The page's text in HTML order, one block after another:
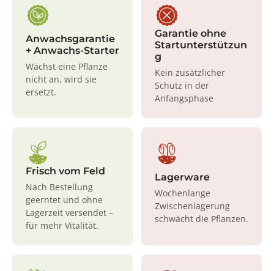
Anwachsgarantie
+ Anwachs-Starter
Wächst eine Pflanze
nicht an, wird sie
ersetzt.
Garantie ohne
Startunterstützun
g
Kein zusätzlicher
Schutz in der
Anfangsphase
Frisch vom Feld
Nach Bestellung
geerntet und ohne
Lagerzeit versendet –
für mehr Vitalität.
Lagerware
Wochenlange
Zwischenlagerung
schwächt die Pflanzen.